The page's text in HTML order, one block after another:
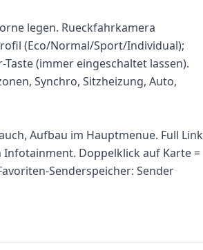
legen. Rueckfahrkamera
(Eco/Normal/Sport/Individual);
(immer eingeschaltet lassen).
Synchro, Sitzheizung, Auto,
Aufbau im Hauptmenue. Full Link
Doppelklick auf Karte =
Senderspeicher: Sender